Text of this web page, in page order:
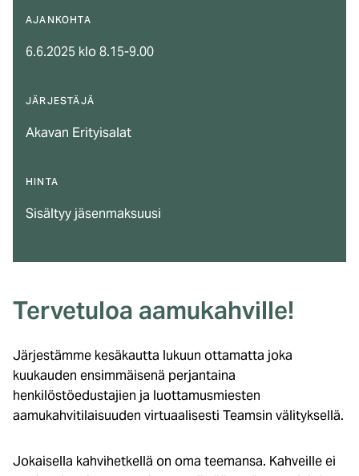
AJANKOHTA
6.6.2025 klo 8.15-9.00
JÄRJESTÄJÄ
Akavan Erityisalat
HINTA
Sisältyy jäsenmaksuusi
Tervetuloa aamukahville!
Järjestämme kesäkautta lukuun ottamatta joka
kuukauden ensimmäisenä perjantaina
henkilöstöedustajien ja luottamusmiesten
aamukahvitilaisuuden virtuaalisesti Teamsin välityksellä.
Jokaisella kahvihetkellä on oma teemansa. Kahveille ei